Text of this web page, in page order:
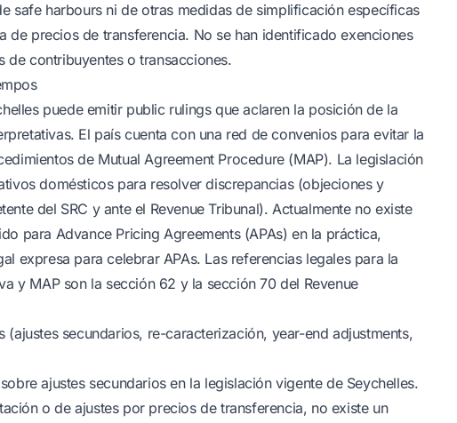
safe harbours ni de otras medidas de simplificación específicas
de precios de transferencia. No se han identificado exenciones
de contribuyentes o transacciones.
puede emitir public rulings que aclaren la posición de la
El país cuenta con una red de convenios para evitar la
de Mutual Agreement Procedure (MAP). La legislación
domésticos para resolver discrepancias (objeciones y
del SRC y ante el Revenue Tribunal). Actualmente no existe
para Advance Pricing Agreements (APAs) en la práctica,
expresa para celebrar APAs. Las referencias legales para la
y MAP son la sección 62 y la sección 70 del Revenue
(ajustes secundarios, re-caracterización, year-end adjustments,
ajustes secundarios en la legislación vigente de Seychelles.
o de ajustes por precios de transferencia, no existe un